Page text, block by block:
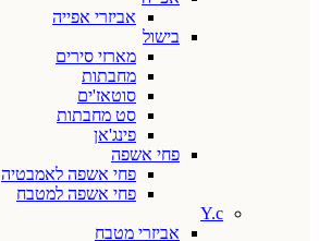
אביזרי אפייה
בישול
מארזי סירים
מחבתות
סוטאז'ים
סט מחבתות
פינג'אן
פחי אשפה
פחי אשפה לאמבטיה
פחי אשפה למטבח
Y.c
אביזרי מטבח